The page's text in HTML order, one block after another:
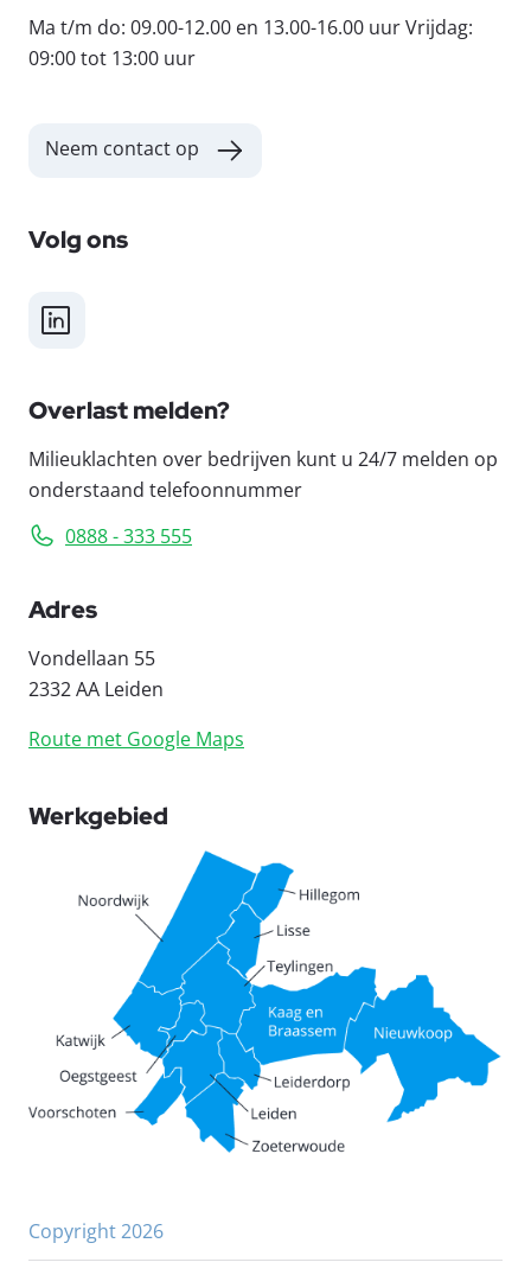
Ma t/m do: 09.00-12.00 en 13.00-16.00 uur Vrijdag:
09:00 tot 13:00 uur
Neem contact op
Volg ons
LinkedIn
Overlast melden?
Milieuklachten over bedrijven kunt u 24/7 melden op
onderstaand telefoonnummer
0888 - 333 555
Adres
Vondellaan 55
2332 AA Leiden
Route met Google Maps
Werkgebied
Copyright 2026